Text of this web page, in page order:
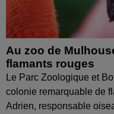
Au zoo de
flamants rouges
Le Parc Zoologique et
colonie remarquable de
Adrien, responsable